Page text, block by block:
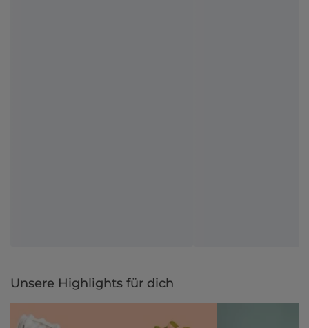
Unsere Highlights für dich